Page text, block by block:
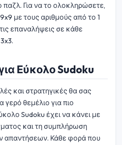
παζλ. Για να το ολοκληρώσετε,
με τους αριθμούς από το 1
επαναλήψεις σε κάθε
Εύκολο Sudoku
και στρατηγικές θα σας
γερό θεμέλιο για πιο
Sudoku έχει να κάνει με
και τη συμπλήρωση
απαντήσεων. Κάθε φορά που